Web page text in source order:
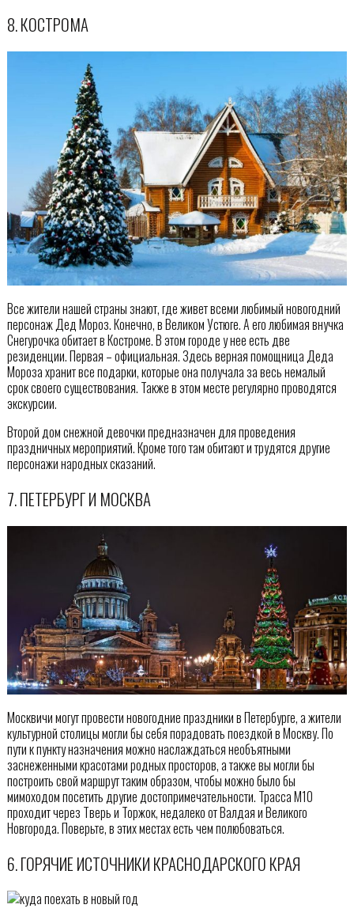
8. КОСТРОМА
Все жители нашей страны знают, где живет всеми любимый новогодний
персонаж Дед Мороз. Конечно, в Великом Устюге. А его любимая внучка
Снегурочка обитает в Костроме. В этом городе у нее есть две
резиденции. Первая – официальная. Здесь верная помощница Деда
Мороза хранит все подарки, которые она получала за весь немалый
срок своего существования. Также в этом месте регулярно проводятся
экскурсии.
Второй дом снежной девочки предназначен для проведения
праздничных мероприятий. Кроме того там обитают и трудятся другие
персонажи народных сказаний.
7. ПЕТЕРБУРГ И МОСКВА
Москвичи могут провести новогодние праздники в Петербурге, а жители
культурной столицы могли бы себя порадовать поездкой в Москву. По
пути к пункту назначения можно наслаждаться необъятными
заснеженными красотами родных просторов, а также вы могли бы
построить свой маршрут таким образом, чтобы можно было бы
мимоходом посетить другие достопримечательности. Трасса М10
проходит через Тверь и Торжок, недалеко от Валдая и Великого
Новгорода. Поверьте, в этих местах есть чем полюбоваться.
6. ГОРЯЧИЕ ИСТОЧНИКИ КРАСНОДАРСКОГО КРАЯ